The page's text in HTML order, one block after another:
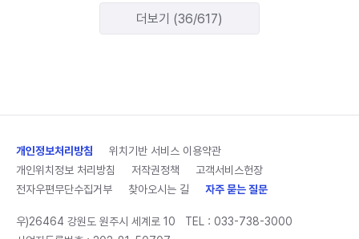
더보기 (36/617)
개인정보처리방침
위치기반 서비스 이용약관
개인위치정보 처리방침
저작권정책
고객서비스헌장
전자우편무단수집거부
찾아오시는 길 자주 묻는 질문
우)26464 강원도 원주시 세계로 10 TEL : 033-738-3000